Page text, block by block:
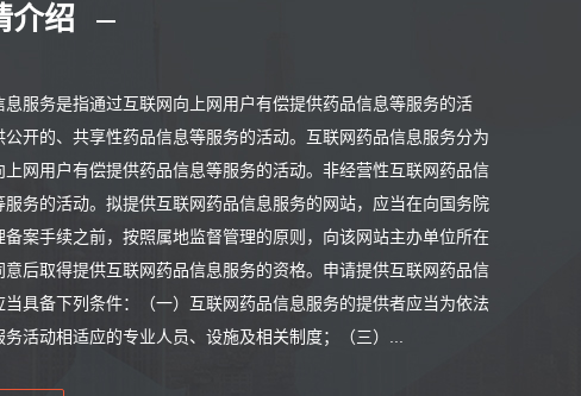
介绍
服务是指通过互联网向上网用户有偿提供药品信息等服务的活
开的、共享性药品信息等服务的活动。互联网药品信息服务分为
网用户有偿提供药品信息等服务的活动。非经营性互联网药品信
务的活动。拟提供互联网药品信息服务的网站，应当在向国务院
案手续之前，按照属地监督管理的原则，向该网站主办单位所在
后取得提供互联网药品信息服务的资格。申请提供互联网药品信
具备下列条件：（一）互联网药品信息服务的提供者应当为依法
活动相适应的专业人员、设施及相关制度；（三）...